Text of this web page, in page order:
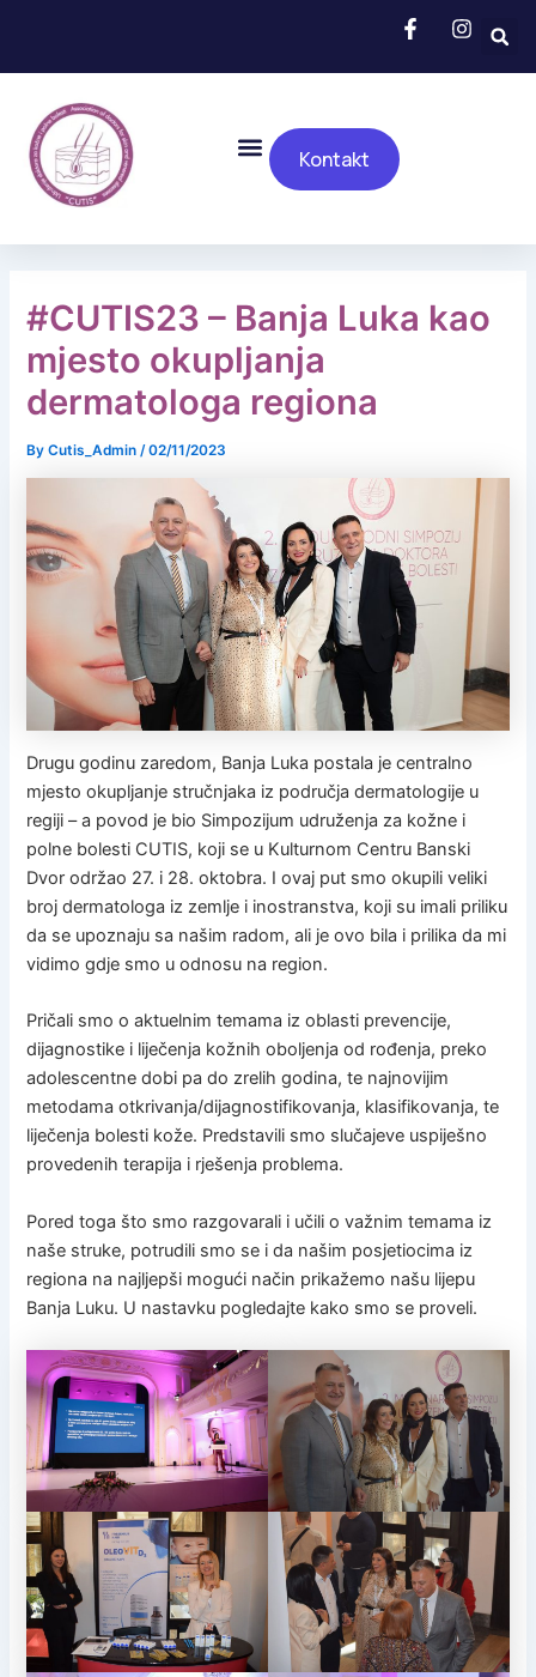
content
Menu
Kontakt
#CUTIS23 – Banja Luka kao
mjesto okupljanja
dermatologa regiona
ByCutis_Admin /02/11/2023
Drugu godinu zaredom, Banja Luka postala je centralno
mjesto okupljanje stručnjaka iz područja dermatologije u
regiji – a povod je bio Simpozijum udruženja za kožne i
polne bolesti CUTIS, koji se u Kulturnom Centru Banski
Dvor održao 27. i 28. oktobra. I ovaj put smo okupili veliki
broj dermatologa iz zemlje i inostranstva, koji su imali priliku
da se upoznaju sa našim radom, ali je ovo bila i prilika da mi
vidimo gdje smo u odnosu na region.
Pričali smo o aktuelnim temama iz oblasti prevencije,
dijagnostike i liječenja kožnih oboljenja od rođenja, preko
adolescentne dobi pa do zrelih godina, te najnovijim
metodama otkrivanja/dijagnostifikovanja, klasifikovanja, te
liječenja bolesti kože. Predstavili smo slučajeve uspiješno
provedenih terapija i rješenja problema.
Pored toga što smo razgovarali i učili o važnim temama iz
naše struke, potrudili smo se i da našim posjetiocima iz
regiona na najljepši mogući način prikažemo našu lijepu
Banja Luku. U nastavku pogledajte kako smo se proveli.